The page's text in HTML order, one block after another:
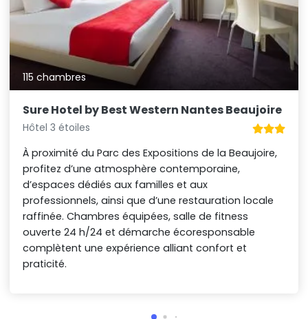
115 chambres
Sure Hotel by Best Western Nantes Beaujoire
Hôtel 3 étoiles
À proximité du Parc des Expositions de la Beaujoire,
profitez d’une atmosphère contemporaine,
d’espaces dédiés aux familles et aux
professionnels, ainsi que d’une restauration locale
raffinée. Chambres équipées, salle de fitness
ouverte 24 h/24 et démarche écoresponsable
complètent une expérience alliant confort et
praticité.